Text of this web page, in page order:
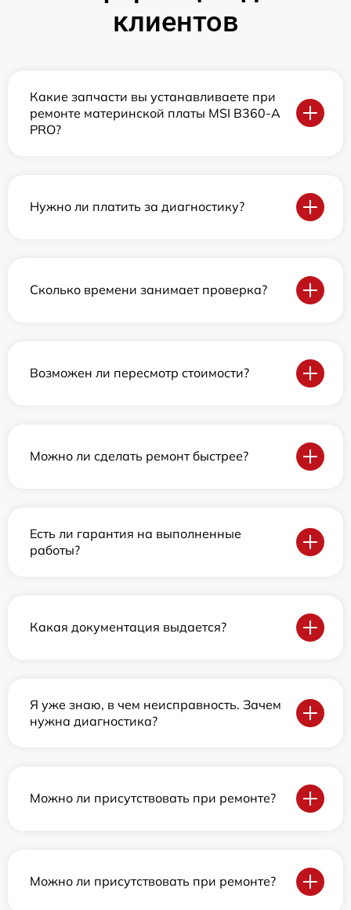
клиентов
Какие запчасти вы устанавливаете при
ремонте материнской платы MSI B360-A
PRO?
Нужно ли платить за диагностику?
Сколько времени занимает проверка?
Возможен ли пересмотр стоимости?
Можно ли сделать ремонт быстрее?
Есть ли гарантия на выполненные
работы?
Какая документация выдается?
Я уже знаю, в чем неисправность. Зачем
нужна диагностика?
Можно ли присутствовать при ремонте?
Можно ли присутствовать при ремонте?